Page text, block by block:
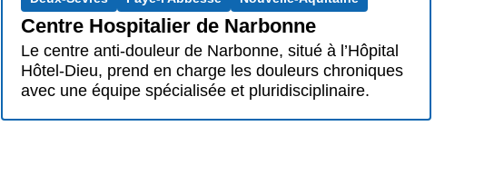
Centre Hospitalier de Narbonne
Le centre anti-douleur de Narbonne, situé à l’Hôpital
Hôtel-Dieu, prend en charge les douleurs chroniques
avec une équipe spécialisée et pluridisciplinaire.